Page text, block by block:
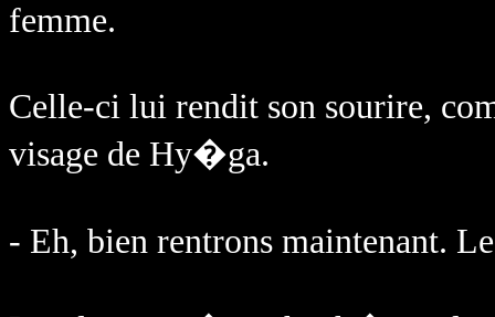
femme.
Celle-ci lui rendit son sourire,
visage de Hy�ga.
- Eh, bien rentrons maintenant.